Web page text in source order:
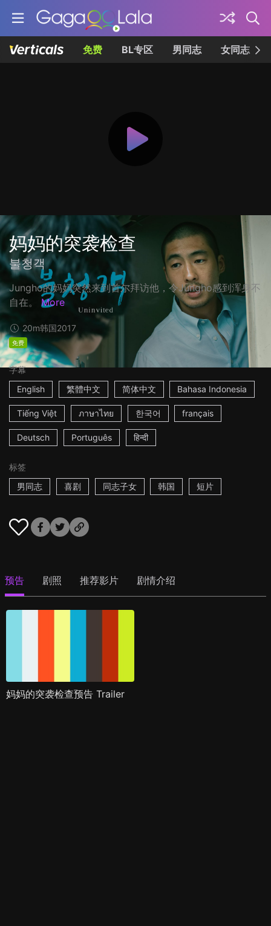
免费 BL专区 男同志 女同志
妈妈的突袭检查
불청객
Jungho的妈妈突然来到首尔拜访他，令Jungho感到浑身不
自在。
More
20m韩国2017
免费
字幕
English
繁體中文 简体中文 Bahasa Indonesia
Tiếng Việt ภาษาไทย 한국어 français
Deutsch Português हिन्दी
标签
男同志
喜剧 同志子女 韩国 短片
预告 剧照 推荐影片 剧情介绍
妈妈的突袭检查预告 Trailer